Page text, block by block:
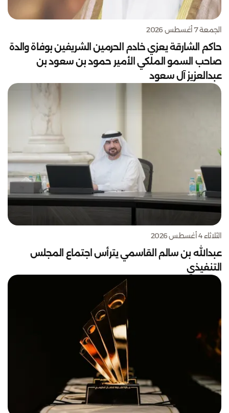
الجمعة 7 أغسطس 2026
حاكم الشارقة يعزي خادم الحرمين الشريفين بوفاة والدة
صاحب السمو الملكي الأمير حمود بن سعود بن
عبدالعزيز آل سعود
الثلاثاء 4 أغسطس 2026
عبدالله بن سالم القاسمي يترأس اجتماع المجلس
التنفيذي